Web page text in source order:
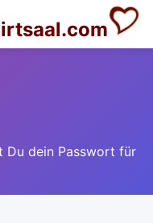
Du dein Passwort für